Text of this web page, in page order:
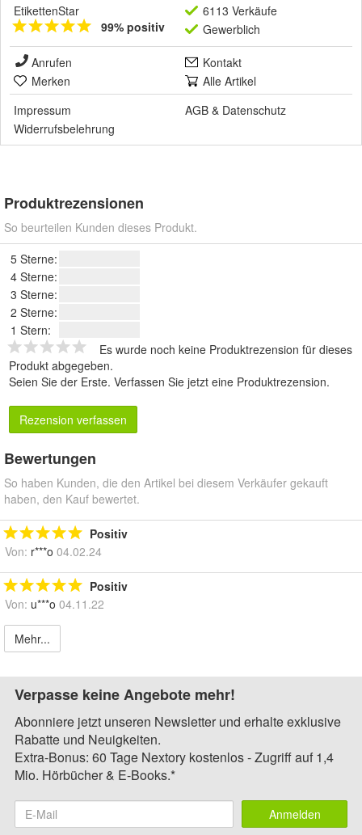
EtikettenStar
99% positiv
6113 Verkäufe
Gewerblich
Anrufen
Kontakt
Merken
Alle Artikel
Impressum
AGB & Datenschutz
Widerrufsbelehrung
Produktrezensionen
So beurteilen Kunden dieses Produkt.
5 Sterne:
4 Sterne:
3 Sterne:
2 Sterne:
1 Stern:
Es wurde noch keine Produktrezension für dieses
Produkt abgegeben.
Seien Sie der Erste. Verfassen Sie jetzt eine Produktrezension.
Rezension verfassen
Bewertungen
So haben Kunden, die den Artikel bei diesem Verkäufer gekauft
haben, den Kauf bewertet.
Positiv
Von: r***o 04.02.24
Positiv
Von: u***o 04.11.22
Mehr...
Verpasse keine Angebote mehr!
Abonniere jetzt unseren Newsletter und erhalte exklusive
Rabatte und Neuigkeiten.
Extra-Bonus: 60 Tage Nextory kostenlos - Zugriff auf 1,4
Mio. Hörbücher & E-Books.*
Anmelden